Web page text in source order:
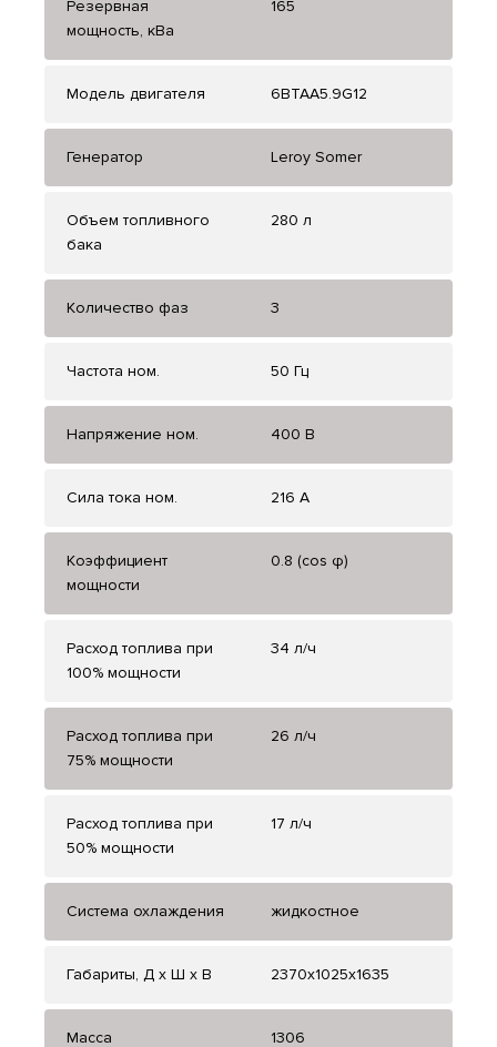
Резервная
мощность, кВа
165
Модель двигателя 6BTAA5.9G12
Генератор Leroy Somer
Объем топливного
бака
280 л
Количество фаз 3
Частота ном. 50 Гц
Напряжение ном. 400 В
Сила тока ном. 216 А
Коэффициент
мощности
0.8 (cos φ)
Расход топлива при
100% мощности
34 л/ч
Расход топлива при
75% мощности
26 л/ч
Расход топлива при
50% мощности
17 л/ч
Система охлаждения жидкостное
Габариты, Д x Ш x В 2370x1025x1635
Масса 1306